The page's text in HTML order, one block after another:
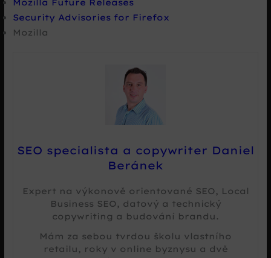
Mozilla Future Releases
Security Advisories for Firefox
Mozilla
SEO specialista a copywriter Daniel
Beránek
Expert na výkonově orientované SEO, Local
Business SEO, datový a technický
copywriting a budování brandu.
Mám za sebou tvrdou školu vlastního
retailu, roky v online byznysu a dvě